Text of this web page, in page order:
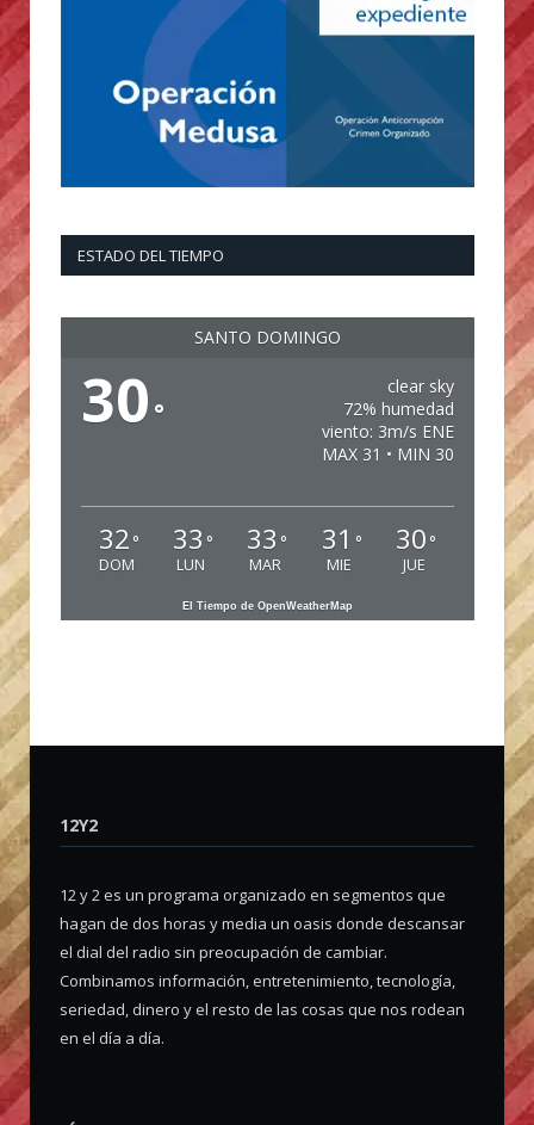
ESTADO DEL TIEMPO
SANTO DOMINGO
30 °
clear sky
72% humedad
viento: 3m/s ENE
MAX 31 • MIN 30
32 °
DOM
33 °
LUN
33 °
MAR
31 °
MIE
30 °
JUE
El Tiempo de OpenWeatherMap
12Y2
12 y 2 es un programa organizado en segmentos que
hagan de dos horas y media un oasis donde descansar
el dial del radio sin preocupación de cambiar.
Combinamos información, entretenimiento, tecnología,
seriedad, dinero y el resto de las cosas que nos rodean
en el día a día.